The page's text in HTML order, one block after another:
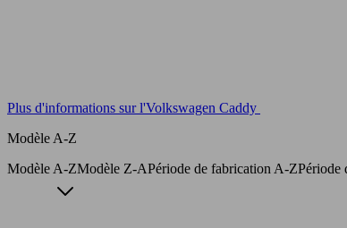
Plus d'informations sur l'Volkswagen Caddy
Modèle A-Z
Modèle A-ZModèle Z-APériode de fabrication A-ZPériode